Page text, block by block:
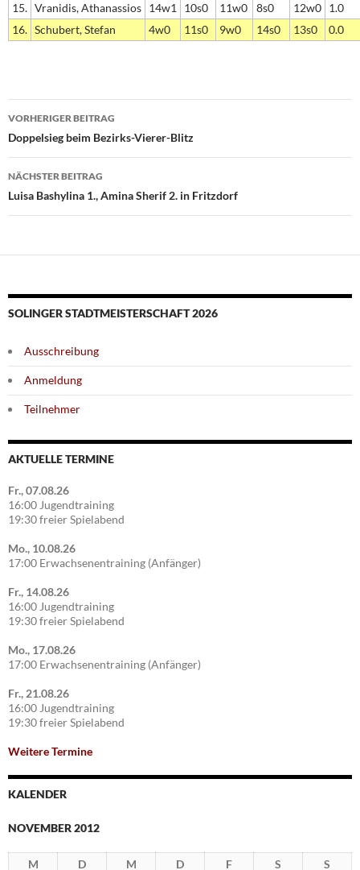
15. Vranidis, Athanassios 14w1 10s0 11w0 8s0 12w0 1.0
16. Schubert, Stefan 4w0 11s0 9w0 14s0 13s0 0.0
Beitragsnavigation
VORHERIGER BEITRAG
Doppelsieg beim Bezirks-Vierer-Blitz
NÄCHSTER BEITRAG
Luisa Bashylina 1., Amina Sherif 2. in Fritzdorf
SOLINGER STADTMEISTERSCHAFT 2026
Ausschreibung
Anmeldung
Teilnehmer
AKTUELLE TERMINE
Fr., 07.08.26
16:00 Jugendtraining
19:30 freier Spielabend
Mo., 10.08.26
17:00 Erwachsenentraining (Anfänger)
Fr., 14.08.26
16:00 Jugendtraining
19:30 freier Spielabend
Mo., 17.08.26
17:00 Erwachsenentraining (Anfänger)
Fr., 21.08.26
16:00 Jugendtraining
19:30 freier Spielabend
Weitere Termine
KALENDER
NOVEMBER 2012
M D M D F S S